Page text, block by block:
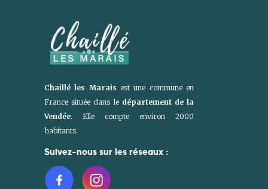
Chaillé les Marais est une commune en
France située dans le département de la
Vendée. Elle compte environ 2000
habitants.
Suivez-nous sur les réseaux :